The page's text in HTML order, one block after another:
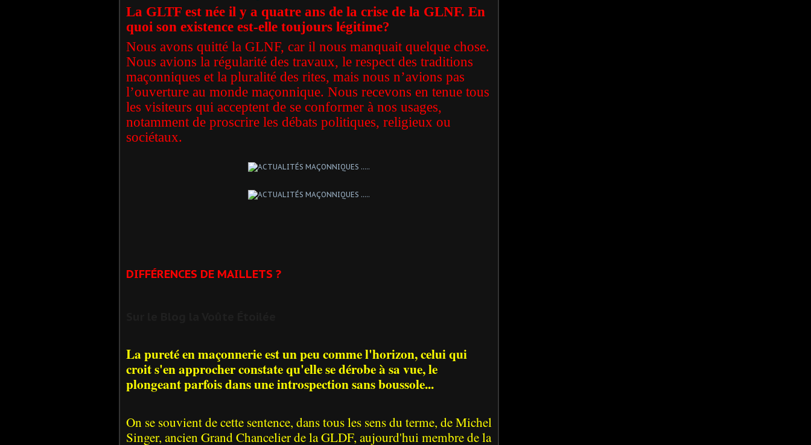
La GLTF est née il y a quatre ans de la crise de la GLNF. En
quoi son existence est-elle toujours légitime?
Nous avons quitté la GLNF, car il nous manquait quelque chose.
Nous avions la régularité des travaux, le respect des traditions
maçonniques et la pluralité des rites, mais nous n’avions pas
l’ouverture au monde maçonnique. Nous recevons en tenue tous
les visiteurs qui acceptent de se conformer à nos usages,
notamment de proscrire les débats politiques, religieux ou
sociétaux.
DIFFÉRENCES DE MAILLETS ?
La pureté en maçonnerie est un peu comme l'horizon, celui qui
croit s'en approcher constate qu'elle se dérobe à sa vue, le
plongeant parfois dans une introspection sans boussole...
On se souvient de cette sentence, dans tous les sens du terme, de Michel
Singer, ancien Grand Chancelier de la GLDF, aujourd'hui membre de la